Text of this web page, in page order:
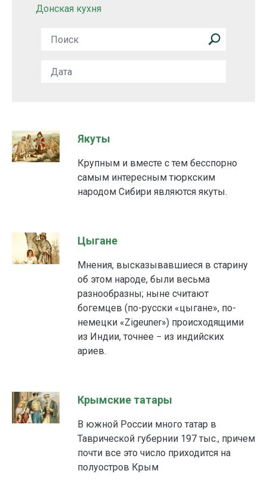
Донская кухня
Якуты
Крупным и вместе с тем бесспорно
самым интересным тюркским
народом Сибири являются якуты.
Цыгане
Мнения, высказывавшиеся в старину
об этом народе, были весьма
разнообразны; ныне считают
богемцев (по-русски «цыгане», по-
немецки «Zigeuner») происходящими
из Индии, точнее − из индийских
ариев.
Крымские татары
В южной России много татар в
Таврической губернии 197 тыс., причем
почти все это число приходится на
полуостров Крым